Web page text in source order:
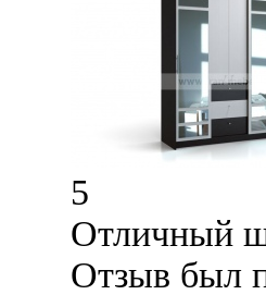
5
Отличный
Отзыв был